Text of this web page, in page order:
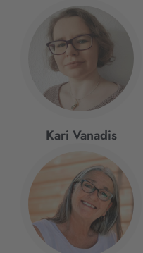
Kari Vanadis